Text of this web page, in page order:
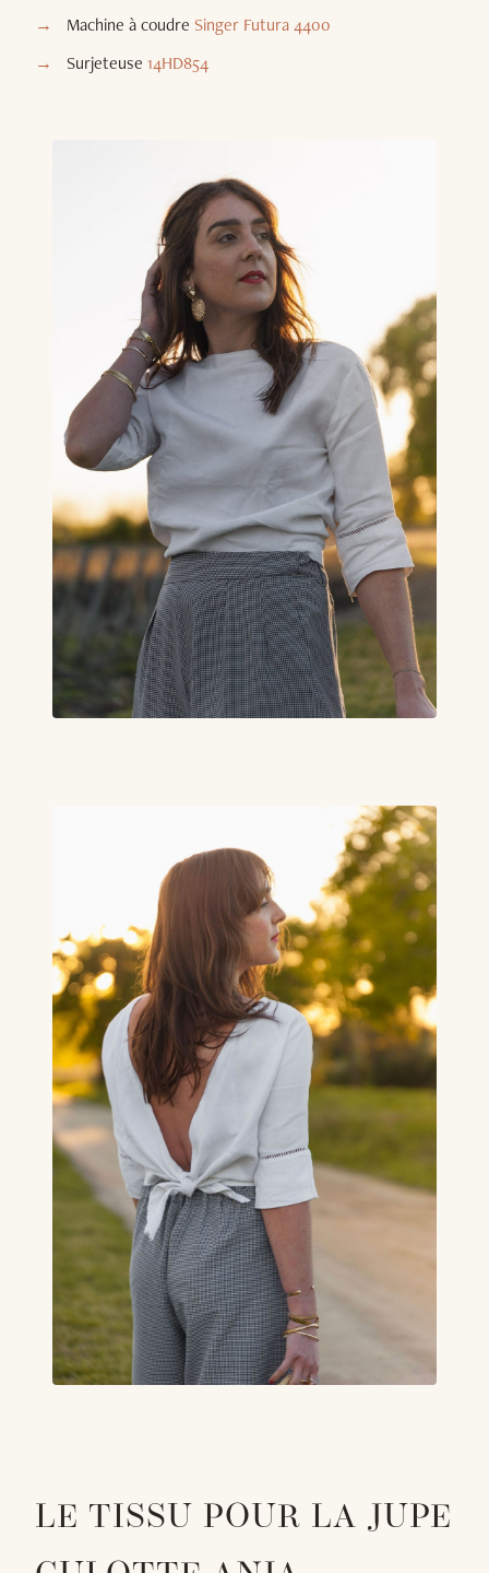
Machine à coudre Singer Futura 4400
Surjeteuse 14HD854
LE TISSU POUR LA JUPE